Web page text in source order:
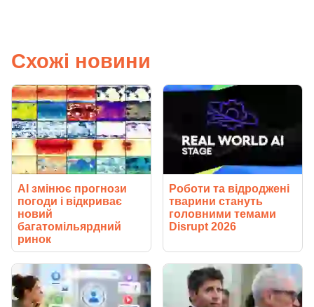
Схожі новини
AI змінює прогнози
погоди і відкриває
новий
багатомільярдний
ринок
Роботи та відроджені
тварини стануть
головними темами
Disrupt 2026